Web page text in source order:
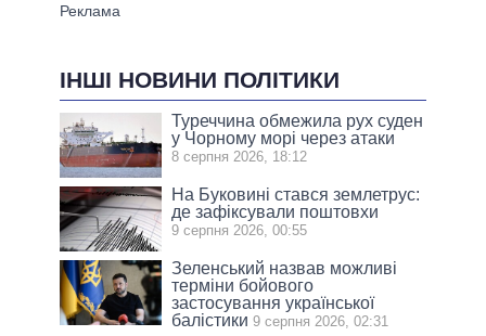
ІНШІ НОВИНИ ПОЛІТИКИ
Туреччина обмежила рух суден
у Чорному морі через атаки
8 серпня 2026, 18:12
На Буковині стався землетрус:
де зафіксували поштовхи
9 серпня 2026, 00:55
Зеленський назвав можливі
терміни бойового
застосування української
балістики 9 серпня 2026, 02:31